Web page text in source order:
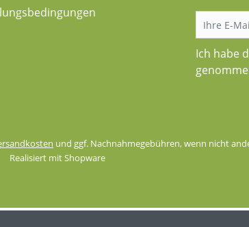
Ich habe
und ggf. Nachnahmegebühren, wenn nicht
Realisiert mit Shopware